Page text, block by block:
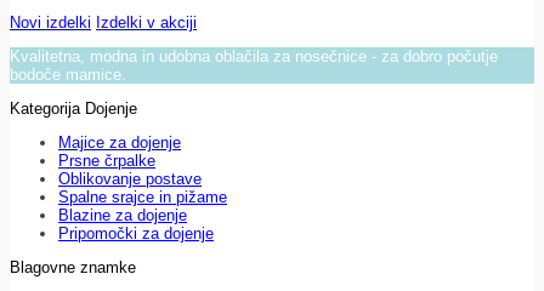
Novi izdelki Izdelki v akciji
Kvalitetna, modna in udobna oblačila za nosečnice - za dobro počutje
bodoče mamice.
Kategorija Dojenje
Majice za dojenje
Prsne črpalke
Oblikovanje postave
Spalne srajce in pižame
Blazine za dojenje
Pripomočki za dojenje
Blagovne znamke